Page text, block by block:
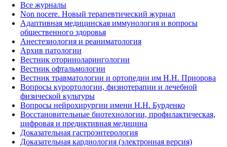
Все журналы
Non nocere. Новый терапевтический журнал
Адаптивная медицинская иммунология и вопросы
общественного здоровья
Анестезиология и реаниматология
Архив патологии
Вестник оториноларингологии
Вестник офтальмологии
Вестник травматологии и ортопедии им Н.Н. Приорова
Вопросы курортологии, физиотерапии и лечебной
физической культуры
Вопросы нейрохирургии имени Н.Н. Бурденко
Восстановительные биотехнологии, профилактическая,
цифровая и предиктивная медицина
Доказательная гастроэнтерология
Доказательная кардиология (электронная версия)